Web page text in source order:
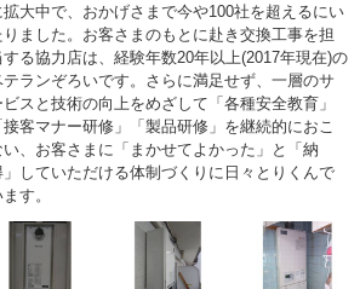
拡大中で、おかげさまで今や100社を超えるにい
りました。お客さまのもとに赴き交換工事を担
する協力店は、経験年数20年以上(2017年現在)の
テランぞろいです。さらに満足せず、一層のサ
ビスと技術の向上をめざして「各種安全教育」
接客マナー研修」「製品研修」を継続的におこ
い、お客さまに「まかせてよかった」と「納
」していただける体制づくりに日々とりくんで
す。